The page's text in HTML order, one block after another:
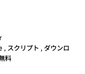
, スクリプト , ダウンロ
料